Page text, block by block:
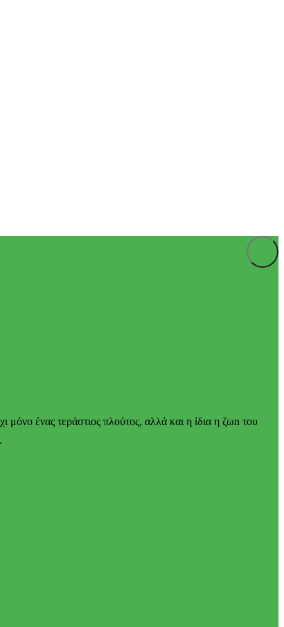
μόνο ένας τεράστιος πλούτος, αλλά και η ίδια η ζωn του